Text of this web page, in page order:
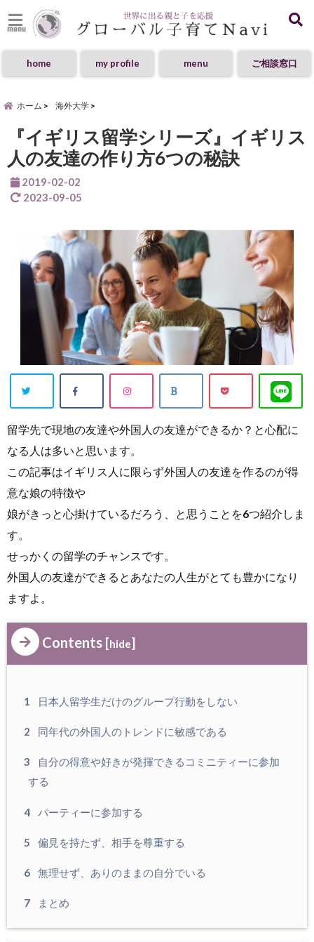
menu
home my profile menu ご相談窓口
ホーム 海外大学
『イギリス留学シリーズ』イギリス
人の友達の作り方6つの秘訣
2019-02-02
2023-09-05
Undefined
m/public_
html/wp-c
gins/sns-c
nt-cache.p
hpon line
留学先で現地の友達や外国人の友達ができるか？と心配に
なる人は多いと思います。
この記事はイギリス人に限らず外国人の友達を作るのが得
意な娘の特徴や
娘がきっと心掛けているだろう、と思うことを6つ紹介しま
す。
せっかくの留学のチャンスです。
外国人の友達ができるとあなたの人生がとても豊かになり
ますよ。
Contents [hide]
1 日本人留学生だけのグループ行動をしない
2 同年代の外国人のトレンドに敏感である
3
自分の得意や好きが発揮できるコミニティーに参加
する
4 パーティーに参加する
5 偏見を持たず、相手を尊重する
6 無理せず、ありのままの自分でいる
7 まとめ